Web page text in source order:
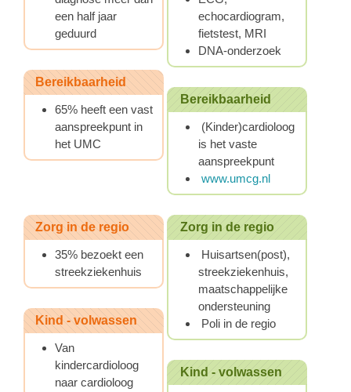
een half jaar
geduurd
Bereikbaarheid
65% heeft een vast
aanspreekpunt in
het UMC
echocardiogram,
fietstest, MRI
DNA-onderzoek
Bereikbaarheid
(Kinder)cardioloog
is het vaste
aanspreekpunt
www.umcg.nl
Zorg in de regio
35% bezoekt een
streekziekenhuis
Kind - volwassen
Van
kindercardioloog
naar cardioloog
Zorg in de regio
Huisartsen(post),
streekziekenhuis,
maatschappelijke
ondersteuning
Poli in de regio
Kind - volwassen